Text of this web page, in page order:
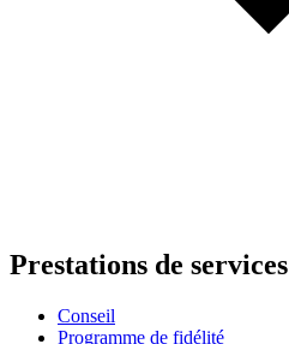
Prestations de services
Conseil
Programme de fidélité